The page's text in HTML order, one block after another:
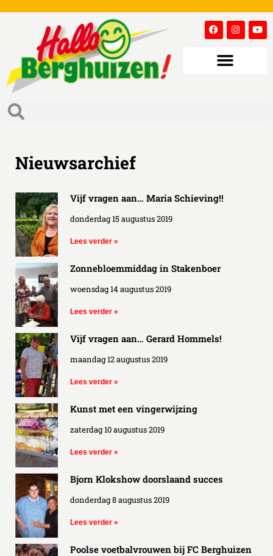
Nieuwsarchief
Vijf vragen aan… Maria Schieving!!
donderdag 15 augustus 2019
Lees verder »
Zonnebloemmiddag in Stakenboer
woensdag 14 augustus 2019
Lees verder »
Vijf vragen aan… Gerard Hommels!
maandag 12 augustus 2019
Lees verder »
Kunst met een vingerwijzing
zaterdag 10 augustus 2019
Lees verder »
Bjorn Klokshow doorslaand succes
donderdag 8 augustus 2019
Lees verder »
Poolse voetbalvrouwen bij FC Berghuizen